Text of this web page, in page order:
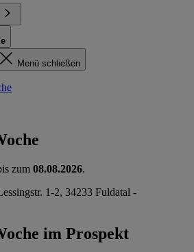
Menü schließen
zum 08.08.2026.
1-2, 34233 Fuldatal -
im Prospekt